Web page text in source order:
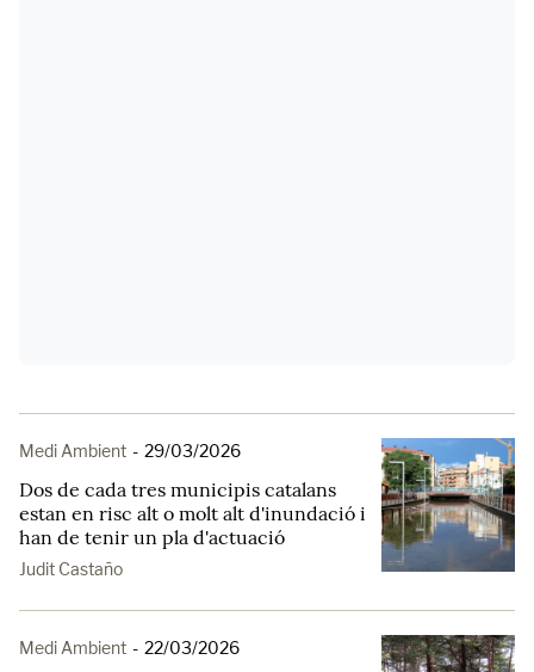
Medi Ambient - 29/03/2026
Dos de cada tres municipis catalans
estan en risc alt o molt alt d'inundació i
han de tenir un pla d'actuació
Judit Castaño
Medi Ambient - 22/03/2026